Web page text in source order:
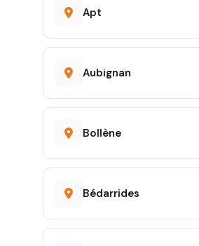
Apt
Aubignan
Bollène
Bédarrides